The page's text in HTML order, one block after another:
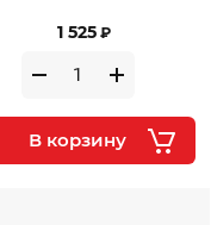
1 525 ₽
В корзину